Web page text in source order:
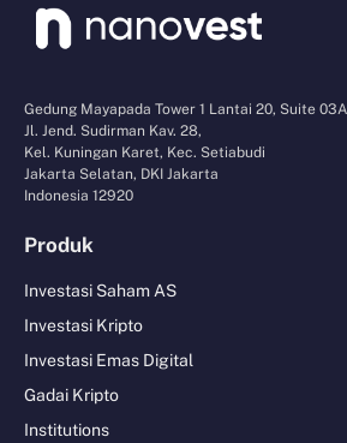
Gedung Mayapada Tower 1 Lantai 20, Suite 03A
Jl. Jend. Sudirman Kav. 28,
Kel. Kuningan Karet, Kec. Setiabudi
Jakarta Selatan, DKI Jakarta
Indonesia 12920
Produk
Investasi Saham AS
Investasi Kripto
Investasi Emas Digital
Gadai Kripto
Institutions